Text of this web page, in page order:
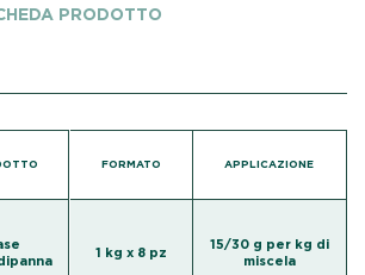
PRODOTTO
FORMATO APPLICAZIONE
1 kg x 8 pz
15/30 g per kg di
miscela